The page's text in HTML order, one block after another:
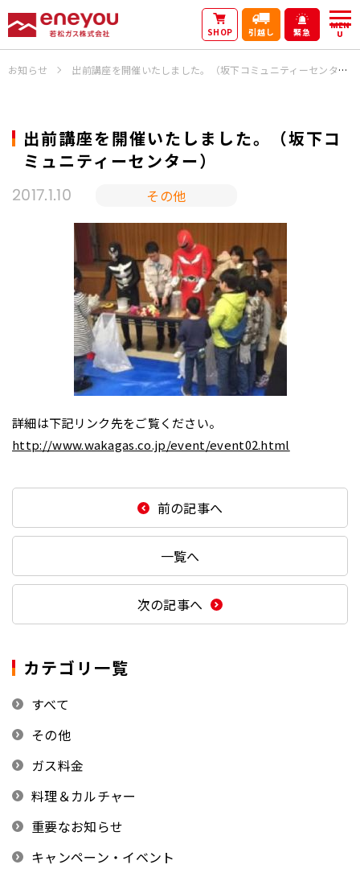
SHOP 引越し 緊急
MEN
U
お知らせ 出前講座を開催いたしました。（坂下コミュニティーセンター）
2017.1.10 その他
出前講座を開催いたしました。（坂下コ
ミュニティーセンター）
詳細は下記リンク先をご覧ください。
http://www.wakagas.co.jp/event/event02.html
前の記事へ
一覧へ
次の記事へ
カテゴリ一覧
すべて
その他
ガス料金
料理＆カルチャー
重要なお知らせ
キャンペーン・イベント